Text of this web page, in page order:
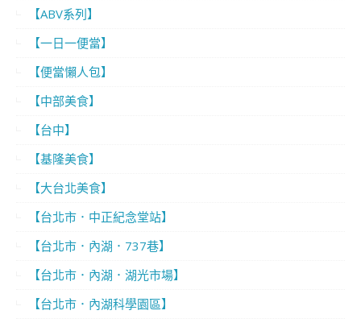
【ABV系列】
【一日一便當】
【便當懶人包】
【中部美食】
【台中】
【基隆美食】
【大台北美食】
【台北市．中正紀念堂站】
【台北市．內湖．737巷】
【台北市．內湖．湖光市場】
【台北市．內湖科學園區】